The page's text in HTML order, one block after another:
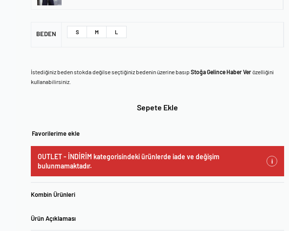
BEDEN S M L
İstediğiniz beden stokda değilse seçtiğiniz bedenin üzerine basıpStoğa Gelince Haber Verözelliğini
kullanabilirsiniz.
Sepete Ekle
Favorilerime ekle
OUTLET - İNDİRİM kategorisindeki ürünlerde iade ve değişim
bulunmamaktadır.
i
Kombin Ürünleri
Ürün Açıklaması